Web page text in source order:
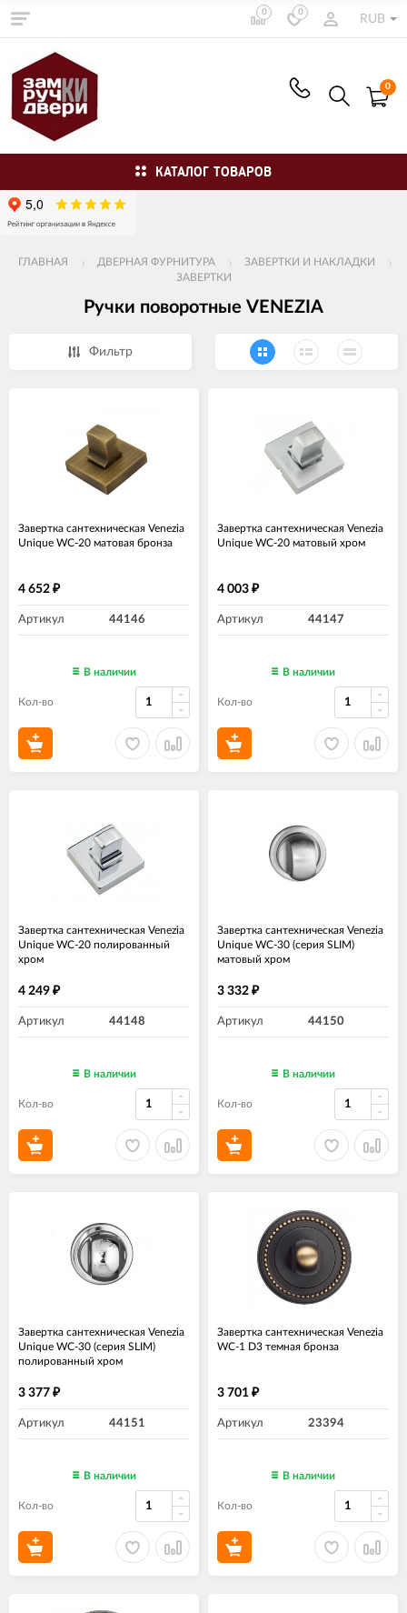
0 0
RUB
0
КАТАЛОГ ТОВАРОВ
ГЛАВНАЯ ДВЕРНАЯ ФУРНИТУРА
ЗАВЕРТКИ И НАКЛАДКИ
ЗАВЕРТКИ
Ручки поворотные VENEZIA
Фильтр
Завертка сантехническая Venezia
Unique WC-20 матовая бронза
4 652 ₽
Артикул 44146
В наличии
Кол-во
Завертка сантехническая Venezia
Unique WC-20 матовый хром
4 003 ₽
Артикул 44147
В наличии
Кол-во
Завертка сантехническая Venezia
Unique WC-20 полированный
хром
4 249 ₽
Артикул 44148
В наличии
Кол-во
Завертка сантехническая Venezia
Unique WC-30 (серия SLIM)
матовый хром
3 332 ₽
Артикул 44150
В наличии
Кол-во
Завертка сантехническая Venezia
Unique WC-30 (серия SLIM)
полированный хром
3 377 ₽
Артикул 44151
В наличии
Кол-во
Завертка сантехническая Venezia
WC-1 D3 темная бронза
3 701 ₽
Артикул 23394
В наличии
Кол-во